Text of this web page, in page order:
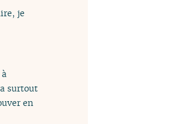
je
surtout
en